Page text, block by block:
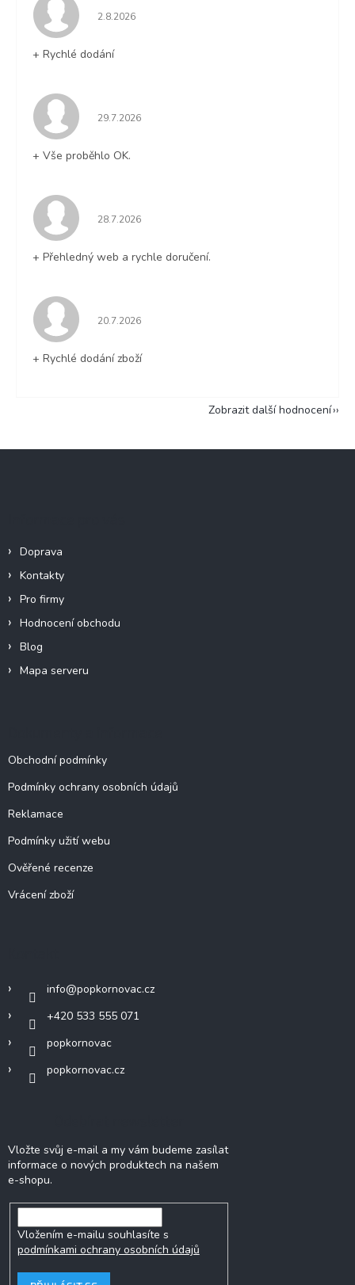
Hodnocení obchodu je 5 z 5 hvězdiček.
2.8.2026
+ Rychlé dodání
Hodnocení obchodu je 5 z 5 hvězdiček.
29.7.2026
+ Vše proběhlo OK.
Hodnocení obchodu je 5 z 5 hvězdiček.
28.7.2026
+ Přehledný web a rychle doručení.
Hodnocení obchodu je 5 z 5 hvězdiček.
20.7.2026
+ Rychlé dodání zboží
Zobrazit další hodnocení
Doprava
Kontakty
Pro firmy
Hodnocení obchodu
Blog
Mapa serveru
Obchodní podmínky
Podmínky ochrany osobních údajů
Reklamace
Podmínky užití webu
Ověřené recenze
Vrácení zboží
info@popkornovac.cz
+420 533 555 071
popkornovac
popkornovac.cz
Vložte svůj e-mail a my vám budeme zasílat
informace o nových produktech na našem
e-shopu.
Vložením e-mailu souhlasíte s
podmínkami ochrany osobních údajů